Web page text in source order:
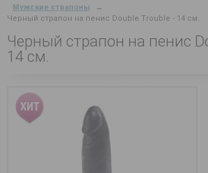
Мужские страпоны
→
Черный страпон на пенис Double Trouble - 14 см.
Черный страпон на пенис
14 см.